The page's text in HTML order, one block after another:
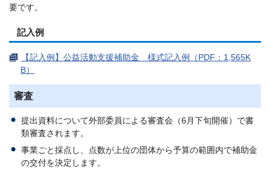
要です。
記入例
【記入例】公益活動支援補助金 様式記入例（PDF：1,565K
B）
審査
提出資料について外部委員による審査会（6月下旬開催）で書
類審査されます。
事業ごと採点し、点数が上位の団体から予算の範囲内で補助金
の交付を決定します。